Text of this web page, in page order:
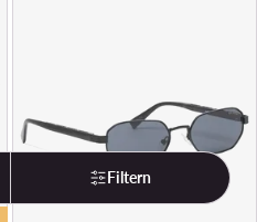
Filtern